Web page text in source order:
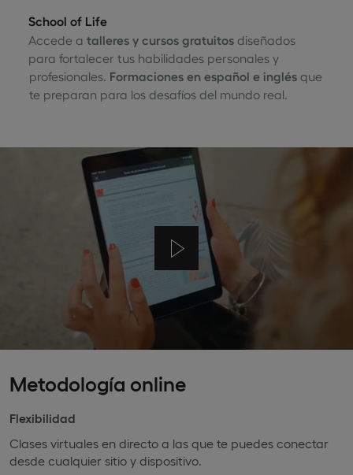
School of Life
Accede atalleres y cursos gratuitos diseñados
para fortalecer tus habilidades personales y
profesionales. Formaciones en español e inglésque
te preparan para los desafíos del mundo real.
Metodología online
Flexibilidad
Clases virtuales en directo a las que te puedes conectar
desde cualquier sitio y dispositivo.